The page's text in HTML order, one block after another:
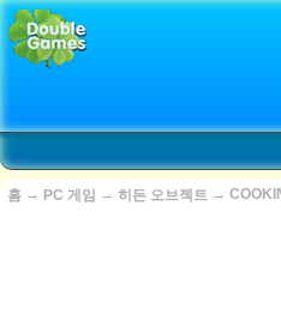
홈 → PC 게임 → 히든 오브젝트 →